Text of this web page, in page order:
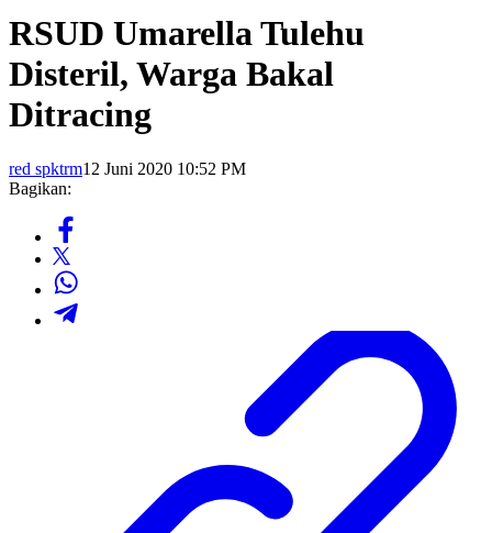
RSUD Umarella Tulehu
Disteril, Warga Bakal
Ditracing
red spktrm12 Juni 2020 10:52 PM
Bagikan: